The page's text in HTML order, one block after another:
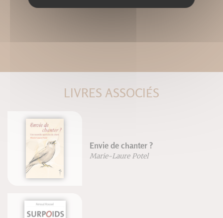
LIVRES ASSOCIÉS
Envie de chanter ?
Marie-Laure Potel